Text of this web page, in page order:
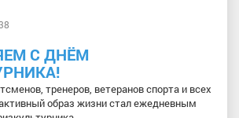
С ДНЁМ
тренеров, ветеранов спорта и всех
образ жизни стал ежедневным